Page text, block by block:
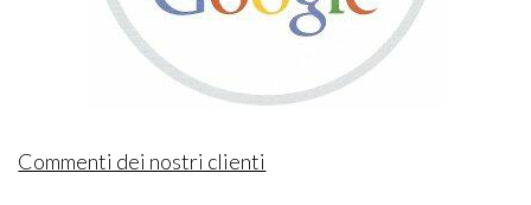
Commenti dei nostri clienti